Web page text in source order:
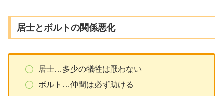
居士とボルトの関係悪化
居士…多少の犠牲は厭わない
ボルト…仲間は必ず助ける